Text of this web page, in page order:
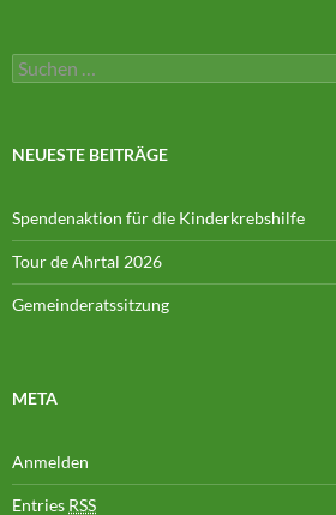
Suchen
nach:
NEUESTE BEITRÄGE
Spendenaktion für die Kinderkrebshilfe
Tour de Ahrtal 2026
Gemeinderatssitzung
META
Anmelden
Entries RSS